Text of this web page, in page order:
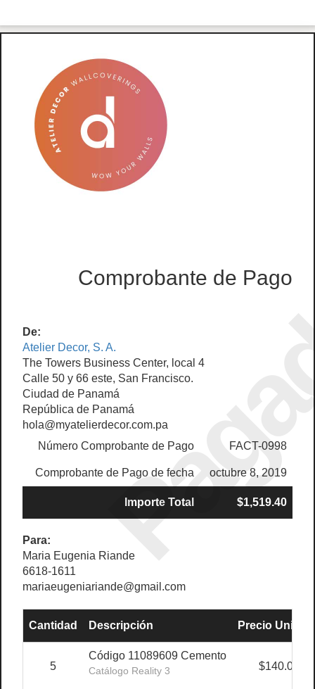
Comprobante de Pago
De:
Atelier Decor, S. A.
The Towers Business Center, local 4
Calle 50 y 66 este, San Francisco.
Ciudad de Panamá
República de Panamá
hola@myatelierdecor.com.pa
Número Comprobante de Pago
FACT-0998
Comprobante de Pago de fecha octubre 8, 2019
Importe Total $1,519.40
Para:
Maria Eugenia Riande
6618-1611
mariaeugeniariande@gmail.com
Cantidad Descripción Precio Unit.
5
Código 11089609 Cemento
Catálogo Reality 3 $140.00